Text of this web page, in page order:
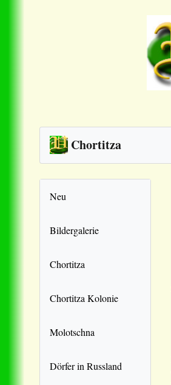
Chortitza
Neu
Bildergalerie
Chortitza
Chortitza Kolonie
Molotschna
Dörfer in Russland